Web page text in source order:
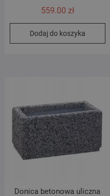
559.00 zł
Dodaj do koszyka
Donica betonowa uliczna